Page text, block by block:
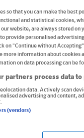
so that you can make the best
and statistical cookies,
website, are always stored on
provide personalised
on "Continue without
more information about cookies
on data processing can be
partners process data
data. Actively scan
advertising and content,
(vendors)